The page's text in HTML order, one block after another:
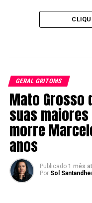
GERAL GRITOMS
Mato Grosso
suas
morre
anos
Publicado 1 mês
Por Sol